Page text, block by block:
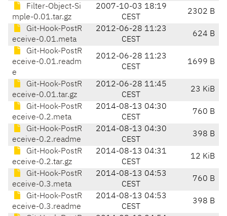
Filter-Object-Si
mple-0.01.tar.gz
2007-10-03 18:19
CEST
2302 B
Git-Hook-PostR
eceive-0.01.meta
2012-06-28 11:23
CEST
624 B
Git-Hook-PostR
eceive-0.01.readm
e
2012-06-28 11:23
CEST
1699 B
Git-Hook-PostR
eceive-0.01.tar.gz
2012-06-28 11:45
CEST
23 KiB
Git-Hook-PostR
eceive-0.2.meta
2014-08-13 04:30
CEST
760 B
Git-Hook-PostR
eceive-0.2.readme
2014-08-13 04:30
CEST
398 B
Git-Hook-PostR
eceive-0.2.tar.gz
2014-08-13 04:31
CEST
12 KiB
Git-Hook-PostR
eceive-0.3.meta
2014-08-13 04:53
CEST
760 B
Git-Hook-PostR
eceive-0.3.readme
2014-08-13 04:53
CEST
398 B